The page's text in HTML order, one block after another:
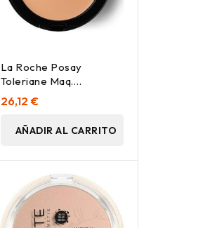
La Roche Posay
Toleriane Maq.
Compacto Teint Mineral
Beige Claro Nº13
26,12 €
AÑADIR AL CARRITO